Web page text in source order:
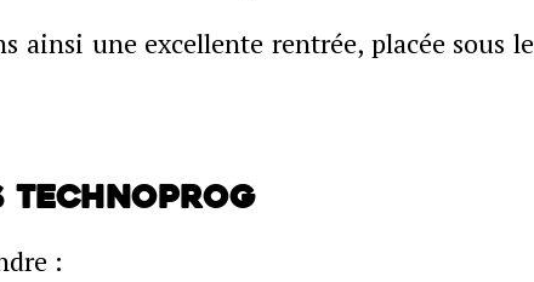
ainsi une excellente rentrée, placée sous le
Technoprog
: